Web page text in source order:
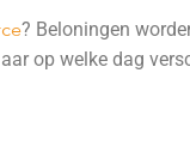
? Beloningen
op welke dag